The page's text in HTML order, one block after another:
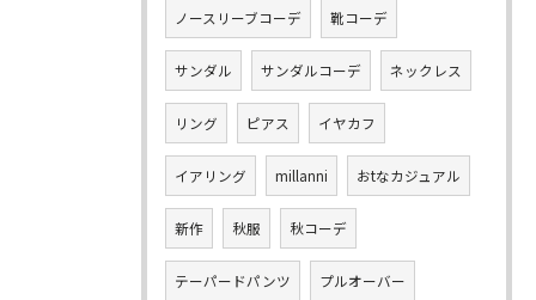
ノースリーブコーデ 靴コーデ
サンダル サンダルコーデ ネックレス
リング ピアス イヤカフ
イアリング millanni おtなカジュアル
新作 秋服 秋コーデ
テーパードパンツ プルオーバー